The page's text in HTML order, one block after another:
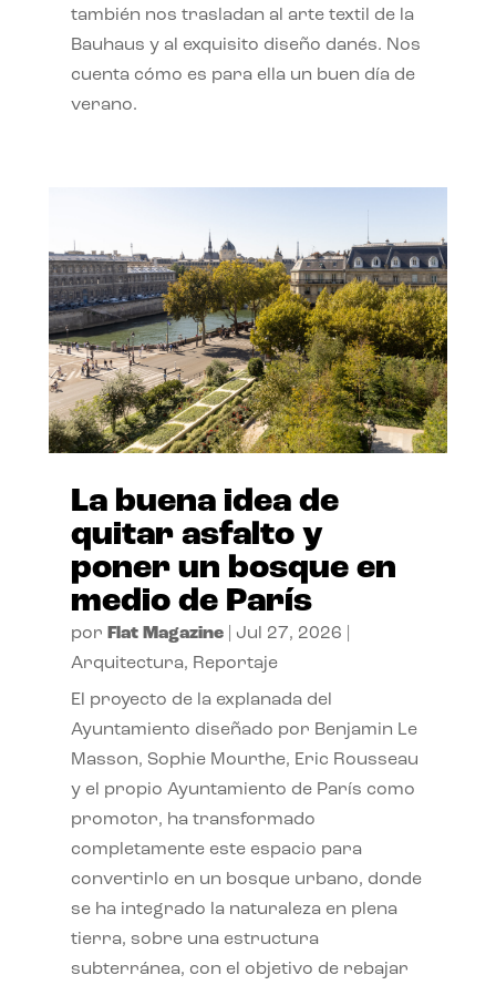
también nos trasladan al arte textil de la
Bauhaus y al exquisito diseño danés. Nos
cuenta cómo es para ella un buen día de
verano.
La buena idea de
quitar asfalto y
poner un bosque en
medio de París
por Flat Magazine| Jul 27, 2026
Arquitectura, Reportaje
El proyecto de la explanada del
Ayuntamiento diseñado por Benjamin Le
Masson, Sophie Mourthe, Eric Rousseau
y el propio Ayuntamiento de París como
promotor, ha transformado
completamente este espacio para
convertirlo en un bosque urbano, donde
se ha integrado la naturaleza en plena
tierra, sobre una estructura
subterránea, con el objetivo de rebajar